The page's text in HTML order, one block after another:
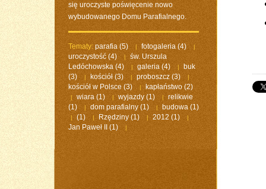
się uroczyste poświęcenie nowo
wybudowanego Domu Parafialnego.
Tematy: parafia (5) | fotogaleria (4) |
uroczystość (4) |
św. Urszula
Ledóchowska(4) | galeria (4) |
buk
(3)
| kościół(3) | proboszcz (3) |
kościół w Polsce (3) | kapłaństwo(2)
| wiara (1) | wyjazdy(1) |
relikwie
(1)
| dom parafialny (1) | budowa (1)
| (1) | Rzędziny(1) | 2012 (1) |
Jan Paweł II (1) |